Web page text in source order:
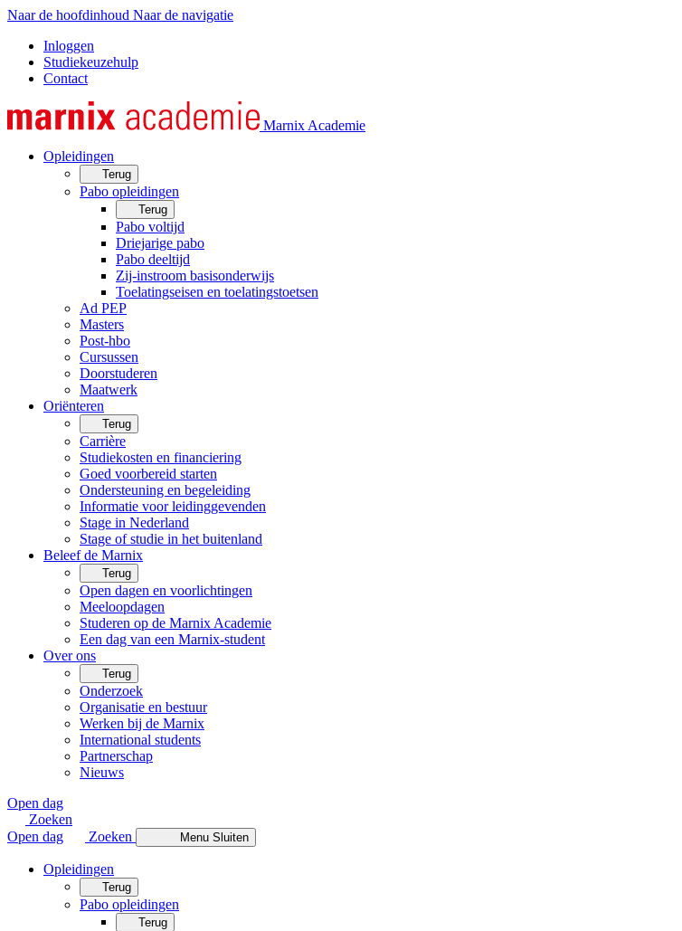
Naar de hoofdinhoud Naar de navigatie
Inloggen
Studiekeuzehulp
Contact
Marnix Academie
Opleidingen
Terug
Pabo opleidingen
Terug
Pabo voltijd
Driejarige pabo
Pabo deeltijd
Zij-instroom basisonderwijs
Toelatingseisen en toelatingstoetsen
Ad PEP
Masters
Post-hbo
Cursussen
Doorstuderen
Maatwerk
Oriënteren
Terug
Carrière
Studiekosten en financiering
Goed voorbereid starten
Ondersteuning en begeleiding
Informatie voor leidinggevenden
Stage in Nederland
Stage of studie in het buitenland
Beleef de Marnix
Terug
Open dagen en voorlichtingen
Meeloopdagen
Studeren op de Marnix Academie
Een dag van een Marnix-student
Over ons
Terug
Onderzoek
Organisatie en bestuur
Werken bij de Marnix
International students
Partnerschap
Nieuws
Open dag
Zoeken
Open dag
Zoeken Menu Sluiten
Opleidingen
Terug
Pabo opleidingen
Terug